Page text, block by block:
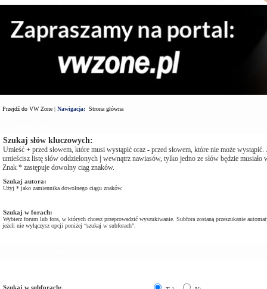
Przejdź do VW Zone | Nawigacja: Strona główna
Szukaj słów kluczowych:
Umieść + przed słowem, które musi wystąpić oraz - przed słowem, które nie może wystąpić.
umieścisz listę słów oddzielonych | wewnątrz nawiasów, tylko jedno ze słów będzie musiało
Znak * zastępuje dowolny ciąg znaków.
Szukaj autora:
Użyj * jako zamiennika dowolnego ciągu znaków.
Szukaj w forach:
Wybierz forum lub fora, w których chcesz przeprowadzić wyszukiwanie. Subfora zostaną przeszukanie
jeżeli nie wyłączysz opcji poniżej “szukaj w subforach“.
Szukaj w subforach: